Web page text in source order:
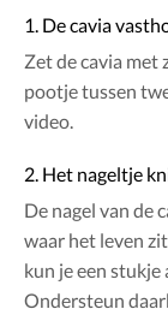
1. De cavia
Zet de cavia met
pootje tussen
video.
2. Het nageltje
De nagel van de
waar het leven
kun je een
Ondersteun